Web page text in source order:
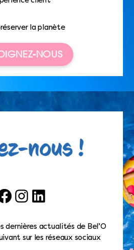
la planète
NOUS
InstagramLinkedIn
dernières actualités de Bel’O
sur les réseaux sociaux